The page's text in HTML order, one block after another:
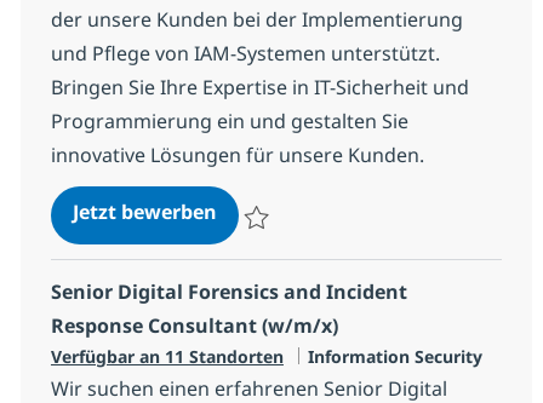
der unsere Kunden bei der Implementierung
und Pflege von IAM-Systemen unterstützt.
Bringen Sie Ihre Expertise in IT-Sicherheit und
Programmierung ein und gestalten Sie
innovative Lösungen für unsere Kunden.
Jetzt bewerben(Senior) Technical Consultant
Senior Digital Forensics and Incident
Response Consultant (w/m/x)
Verfügbar an 11 Standorten Kategorie
Information Security
Wir suchen einen erfahrenen Senior Digital